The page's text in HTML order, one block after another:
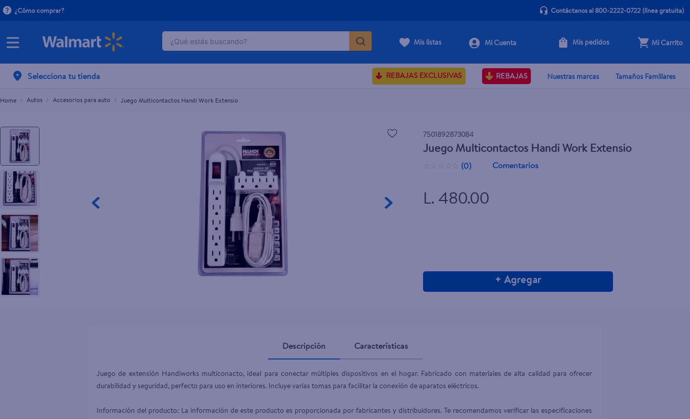
¿Cómo comprar? Contáctanos al 800-2222-0722(línea gratuita)
¿Qué estás buscando?
Mis listas Mis pedidos Mi Carrito
Selecciona tu tienda REBAJAS EXCLUSIVAS REBAJAS Nuestras marcas Tamaños Familiares
Autos Accesorios para auto Juego Multicontactos Handi Work Extensio
7501892873084
Juego Multicontactos Handi Work Extensio
(0) Comentarios
L. 480.00
+ Agregar
Juego Multicontactos Handi Work Extensio
L.480.00 + Agregar
Descripción Características
Juego de extensión Handiworks multiconacto, ideal para conectar múltiples dispositivos en el hogar. Fabricado con materiales de alta calidad para ofrecer
durabilidad y seguridad, perfecto para uso en interiores. Incluye varias tomas para facilitar la conexión de aparatos eléctricos.
Información del producto: La información de este producto es proporcionada por fabricantes y distribuidores. Te recomendamos verificar las especificaciones
TÉRMINOS MÁS BUSCADOS
herbal essences
serums corporales dove
gillette venus
dove
pañales
aceite
goodyear
pollo norteño